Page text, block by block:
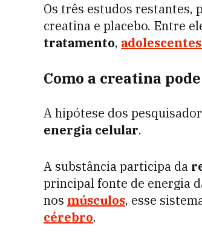
Os três estudos restantes,
creatina e placebo. Entre
tratamento, adolescentes
Como a creatina
A hipótese dos
energia celular.
A substância participa da
principal fonte de energia
nos músculos, esse
cérebro.